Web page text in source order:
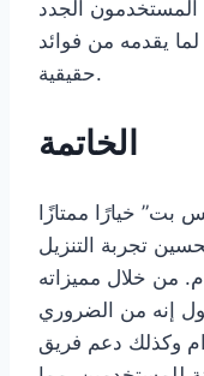
الجدد
يقدمه من فوائد
حقيقية.
الخاتمة
بت” خيارًا ممتازًا
تجربة التنزيل
من خلال مميزاته
إنه من الضروري
وكذلك دعم فريق